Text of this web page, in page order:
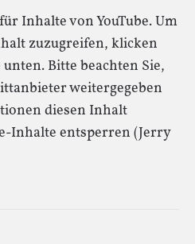
Inhalte von YouTube. Um
zuzugreifen, klicken
Bitte beachten Sie,
weitergegeben
diesen Inhalt
Inhalte entsperren (Jerry